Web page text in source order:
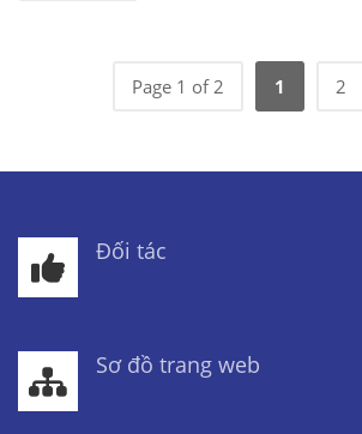
Page 1 of 2 1 2
Đối tác
Sơ đồ trang web